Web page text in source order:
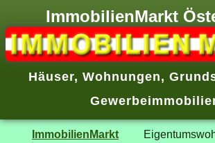
ImmobilienMarkt
Häuser, Wohnungen,
ImmobilienMarkt